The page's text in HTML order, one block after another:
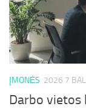
ĮMONĖS 2026 7
Darbo vietos